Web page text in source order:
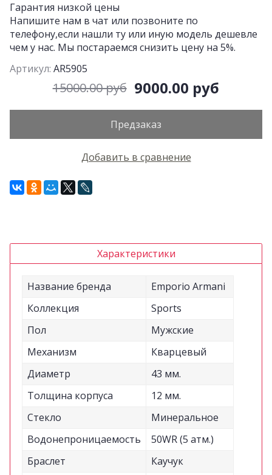
Гарантия низкой цены
Напишите нам в чат или позвоните по
телефону,если нашли ту или иную модель дешевле
чем у нас. Мы постараемся снизить цену на 5%.
Артикул: AR5905
15000.00 руб 9000.00 руб
Предзаказ
Добавить в сравнение
Характеристики
Название бренда
Emporio Armani
Коллекция
Sports
Пол
Мужские
Механизм
Кварцевый
Диаметр
43 мм.
Толщина корпуса
12 мм.
Стекло
Минеральное
Водонепроницаемость
50WR (5 атм.)
Браслет
Каучук